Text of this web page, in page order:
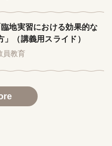
地実習における効果的な
（講義用スライド）
員教育